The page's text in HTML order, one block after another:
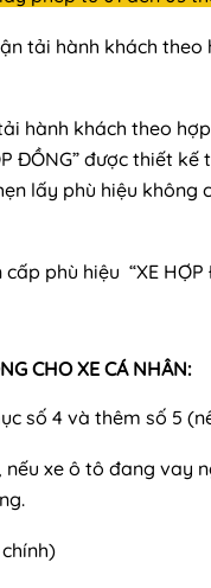
tải hành khách
hành khách theo
ĐỒNG” được thiết
lấy phù hiệu không
phù hiệu “XE
CHO XE CÁ NHÂN:
số 4 và thêm số 5
xe ô tô đang vay